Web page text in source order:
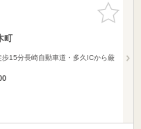
お気に入
りに追加
町
15分長崎自動車道・多久ICから厳